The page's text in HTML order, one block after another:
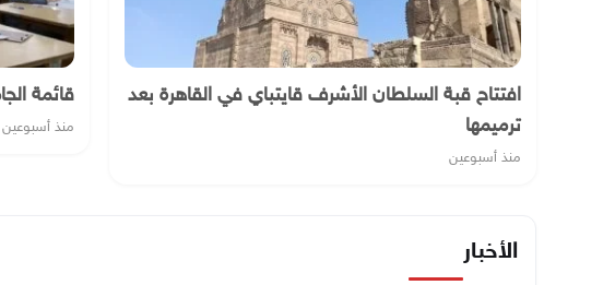
افتتاح قبة السلطان الأشرف قايتباي في القاهرة بعد
ترميمها
منذ أسبوعين
قائمة
منذ أسبوعين
الأخبار